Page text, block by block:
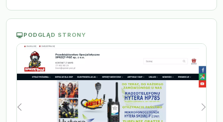
PODGLĄD STRONY